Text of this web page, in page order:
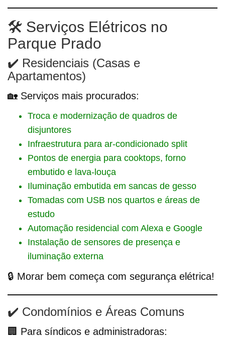
🛠️ Serviços Elétricos no
Parque Prado
✔️ Residenciais (Casas e
Apartamentos)
🏡 Serviços mais procurados:
Troca e modernização de quadros de
disjuntores
Infraestrutura para ar-condicionado split
Pontos de energia para cooktops, forno
embutido e lava-louça
Iluminação embutida em sancas de gesso
Tomadas com USB nos quartos e áreas de
estudo
Automação residencial com Alexa e Google
Instalação de sensores de presença e
iluminação externa
🔒 Morar bem começa com segurança elétrica!
✔️ Condomínios e Áreas Comuns
🏢 Para síndicos e administradoras: